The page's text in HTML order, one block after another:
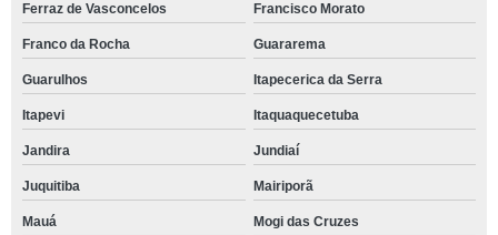
Ferraz de Vasconcelos Francisco Morato
Franco da Rocha Guararema
Guarulhos Itapecerica da Serra
Itapevi Itaquaquecetuba
Jandira Jundiaí
Juquitiba Mairiporã
Mauá Mogi das Cruzes